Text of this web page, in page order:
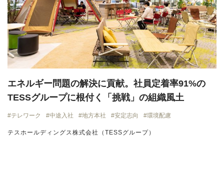
エネルギー問題の解決に貢献。社員定着率91%の
TESSグループに根付く「挑戦」の組織風土
テレワーク 中途入社 地方本社 安定志向 環境配慮
テスホールディングス株式会社（TESSグループ）